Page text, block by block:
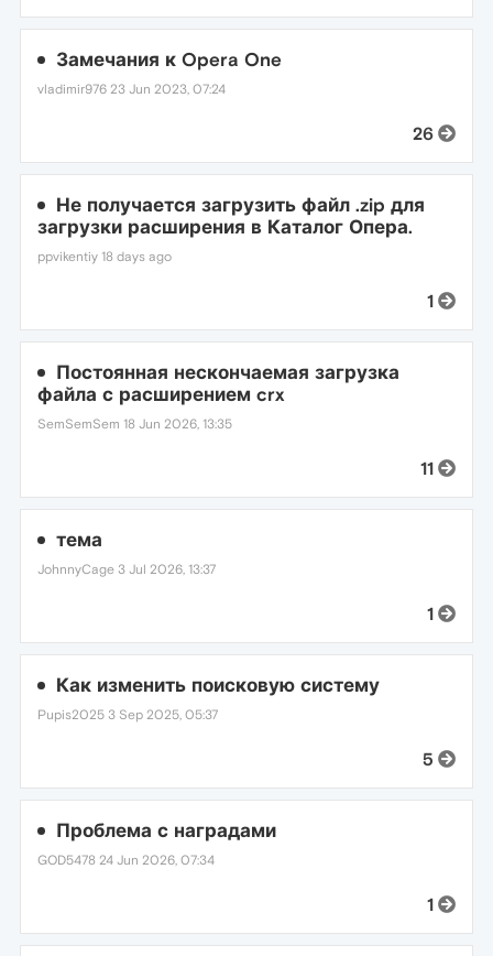
Замечания к Opera One
vladimir976 23 Jun 2023, 07:24
26
Не получается загрузить файл .zip для
загрузки расширения в Каталог Опера.
ppvikentiy 18 days ago
1
Постоянная нескончаемая загрузка
файла с расширением crx
SemSemSem 18 Jun 2026, 13:35
11
тема
JohnnyCage 3 Jul 2026, 13:37
1
Как изменить поисковую систему
Pupis2025 3 Sep 2025, 05:37
5
Проблема с наградами
GOD5478 24 Jun 2026, 07:34
1